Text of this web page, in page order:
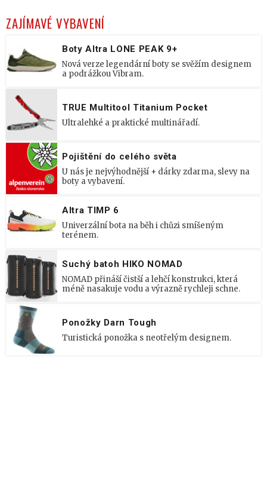
ZAJÍMAVÉ VYBAVENÍ
Boty Altra LONE PEAK 9+
Nová verze legendární boty se svěžím designem
a podrážkou Vibram.
TRUE Multitool Titanium Pocket
Ultralehké a praktické multinářadí.
Pojištění do celého světa
U nás je nejvýhodnější + dárky zdarma, slevy na
boty a vybavení.
Altra TIMP 6
Univerzální bota na běh i chůzi smíšeným
terénem.
Suchý batoh HIKO NOMAD
NOMAD přináší čistší a lehčí konstrukci, která
méně nasakuje vodu a výrazně rychleji schne.
Ponožky Darn Tough
Turistická ponožka s neotřelým designem.